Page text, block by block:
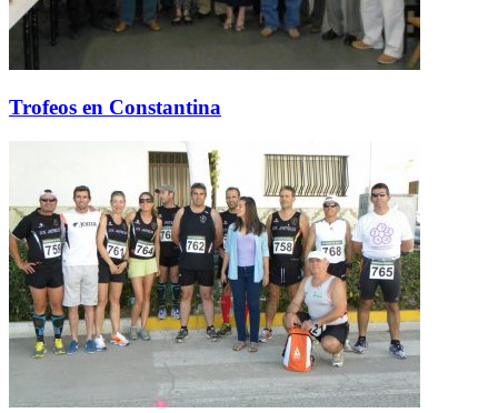
Trofeos en Constantina